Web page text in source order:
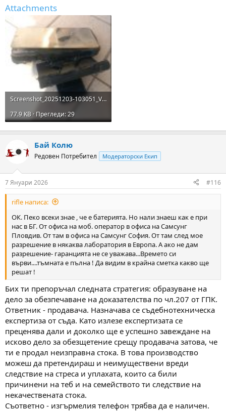
Attachments
Screenshot_20251203-103051_Viber.jpg
77.9 KB · Прегледи: 29
Бай Колю
Редовен Потребител Модераторски Екип
7 Януари 2026 #116
rifle написа:
ОК. Пеко всеки знае , че е батерията. Но нали знаеш как е при
нас в БГ. От офиса на моб. оператор в офиса на Самсунг
Пловдив. От там в офиса на Самсунг София. От там след мое
разрешение в някаква лаборатория в Европа. А ако не дам
разрешение- гаранцията не се уважава...Времето си
върви....тъмната е пълна ! Да видим в крайна сметка какво ще
решат !
Бих ти препоръчал следната стратегия: образуване на
дело за обезпечаване на доказателства по чл.207 от ГПК.
Ответник - продавача. Назначава се съдебнотехническа
експертиза от съда. Като излезе експертизата се
преценява дали и доколко ще е успешно завеждане на
исково дело за обезщетение срещу продавача затова, че
ти е продал неизправна стока. В това производство
можеш да претендираш и неимуществени вреди
следствие на стреса и уплахата, които са били
причинени на теб и на семейството ти следствие на
некачествената стока.
Съответно - изгърмелия телефон трябва да е наличен.